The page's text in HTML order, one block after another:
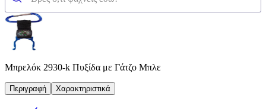
Μπρελόκ 2930-k Πυξίδα με Γάτζο Μπλε
Περιγραφή Χαρακτηριστικά